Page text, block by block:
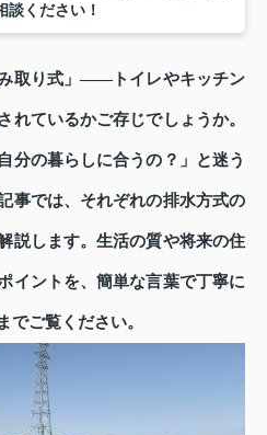
談ください！
み取り式」――トイレやキッチン
れているかご存じでしょうか。
分の暮らしに合うの？」と迷う
事では、それぞれの排水方式の
説します。生活の質や将来の住
イントを、簡単な言葉で丁寧に
でご覧ください。